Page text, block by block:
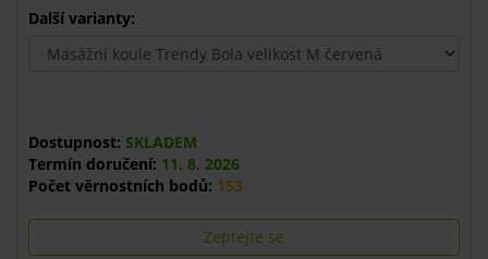
Další varianty:
Dostupnost: SKLADEM
Termín doručení: 11. 8. 2026
Počet věrnostních bodů: 153
Zeptejte se